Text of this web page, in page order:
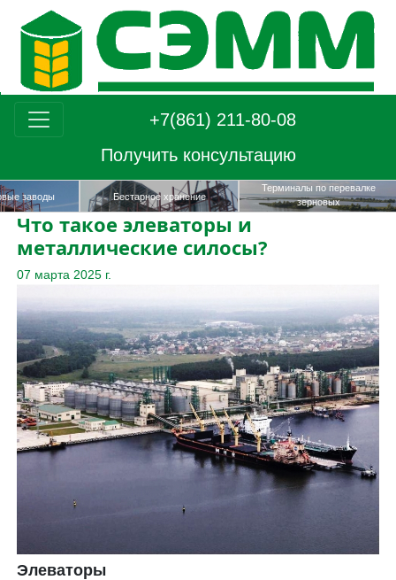
+7(861) 211-80-08
Получить консультацию
Бестарное хранение
Терминалы по перевалке
зерновых
Что такое элеваторы и
металлические силосы?
07 марта 2025 г.
Элеваторы